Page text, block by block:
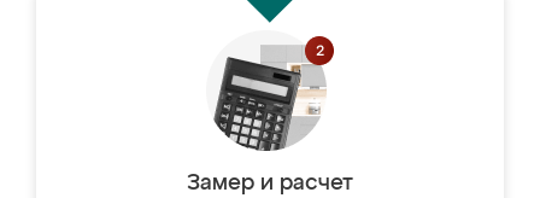
Замер и расчет